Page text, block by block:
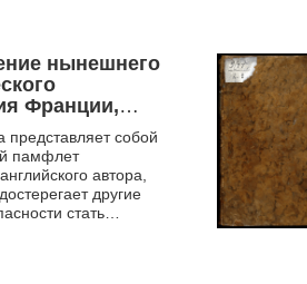
нынешнего
Франции,
в себе
Армии,
Полиции,
представляет собой
памфлет
автора,
другие
стать